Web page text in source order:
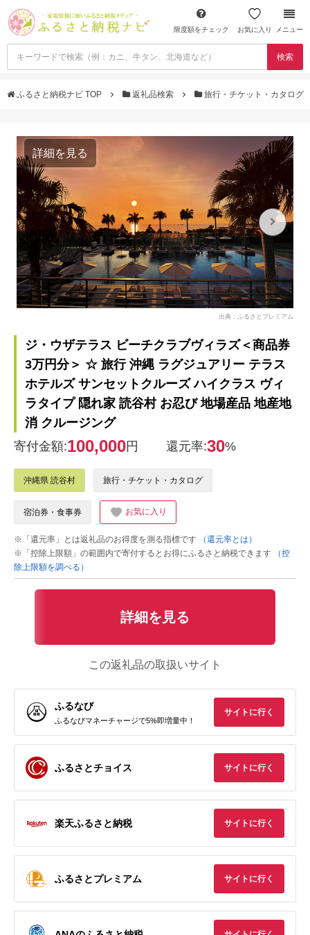
限度額をチェック お気に入り メニュー
検索
ふるさと納税ナビ TOP 返礼品検索 旅行・チケット・カタログ
詳細を見る
出典：ふるさとプレミアム
ジ・ウザテラス ビーチクラブヴィラズ＜商品券
3万円分＞ ☆ 旅行 沖縄 ラグジュアリー テラス
ホテルズ サンセットクルーズ ハイクラス ヴィ
ラタイプ 隠れ家 読谷村 お忍び 地場産品 地産地
消 クルージング
寄付金額:100,000円 還元率:30%
沖縄県 読谷村 旅行・チケット・カタログ
宿泊券・食事券 お気に入り
※「還元率」とは返礼品のお得度を測る指標です
（還元率とは）
※「控除上限額」の範囲内で寄付するとお得にふるさと納税できます
（控
除上限額を調べる）
詳細を見る
この返礼品の取扱いサイト
ふるなび
ふるなびマネーチャージで5%即増量中！
サイトに行く
ふるさとチョイス サイトに行く
楽天ふるさと納税 サイトに行く
ふるさとプレミアム サイトに行く